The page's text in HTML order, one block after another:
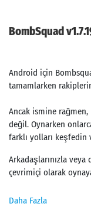
BombSquad
Android için
tamamlarken
Ancak ismine
değil. Oynarken
farklı yolları keşfedin
Arkadaşlarınızla
çevrimiçi olarak
Daha Fazla